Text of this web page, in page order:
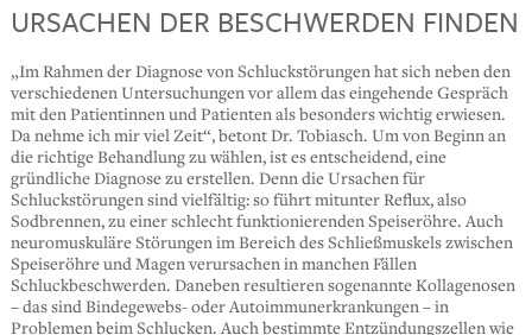
URSACHEN DER BESCHWERDEN FINDEN
„Im Rahmen der Diagnose von Schluckstörungen hat sich neben den
verschiedenen Untersuchungen vor allem das eingehende Gespräch
mit den Patientinnen und Patienten als besonders wichtig erwiesen.
Da nehme ich mir viel Zeit“, betont Dr. Tobiasch. Um von Beginn an
die richtige Behandlung zu wählen, ist es entscheidend, eine
gründliche Diagnose zu erstellen. Denn die Ursachen für
Schluckstörungen sind vielfältig: so führt mitunter Reflux, also
Sodbrennen, zu einer schlecht funktionierenden Speiseröhre. Auch
neuromuskuläre Störungen im Bereich des Schließmuskels zwischen
Speiseröhre und Magen verursachen in manchen Fällen
Schluckbeschwerden. Daneben resultieren sogenannte Kollagenosen
– das sind Bindegewebs- oder Autoimmunerkrankungen – in
Problemen beim Schlucken. Auch bestimmte Entzündungszellen wie